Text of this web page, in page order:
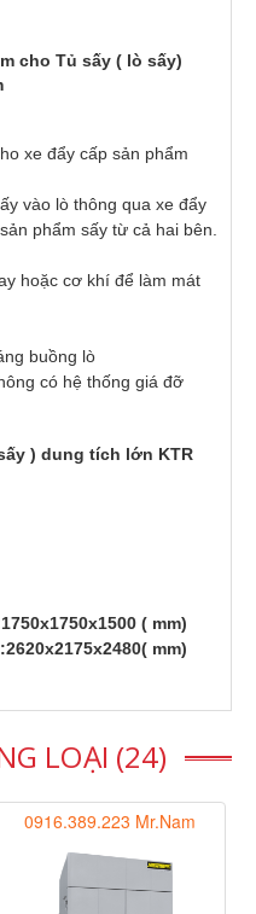
cho Tủ sấy ( lò sấy)
xe đẩy cấp sản phẩm
vào lò thông qua xe đẩy
phẩm sấy từ cả hai bên.
hoặc cơ khí để làm mát
buồng lò
có hệ thống giá đỡ
) dung tích lớn KTR
( mm)
mm)
LOẠI (24)
0916.389.223 Mr.Nam